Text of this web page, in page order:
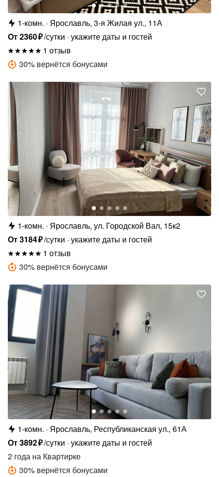
1-комн.
Ярославль, 3-я Жилая ул., 11А
От2360₽/сутки укажите даты и гостей
1 отзыв
30% вернётся бонусами
1-комн.
Ярославль, ул. Городской Вал, 15к2
От3184₽/сутки укажите даты и гостей
1 отзыв
30% вернётся бонусами
1-комн.
Ярославль, Республиканская ул., 61А
От3892₽/сутки укажите даты и гостей
2 года на Квартирке
30% вернётся бонусами